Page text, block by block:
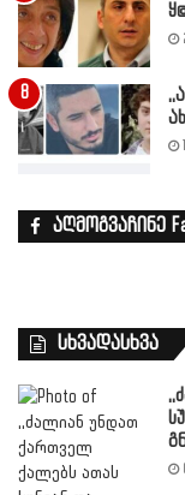
აღმოგვაჩინე
სხვადასხვა